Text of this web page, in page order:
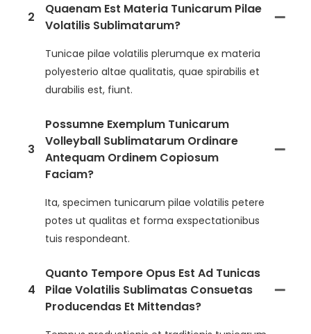
2
Quaenam Est Materia Tunicarum Pilae
Volatilis Sublimatarum?
Tunicae pilae volatilis plerumque ex materia
polyesterio altae qualitatis, quae spirabilis et
durabilis est, fiunt.
3
Possumne Exemplum Tunicarum
Volleyball Sublimatarum Ordinare
Antequam Ordinem Copiosum
Faciam?
Ita, specimen tunicarum pilae volatilis petere
potes ut qualitas et forma exspectationibus
tuis respondeant.
4
Quanto Tempore Opus Est Ad Tunicas
Pilae Volatilis Sublimatas Consuetas
Producendas Et Mittendas?